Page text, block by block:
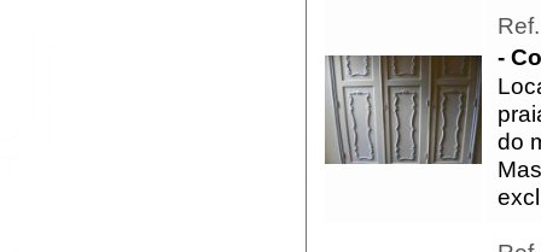
-
do